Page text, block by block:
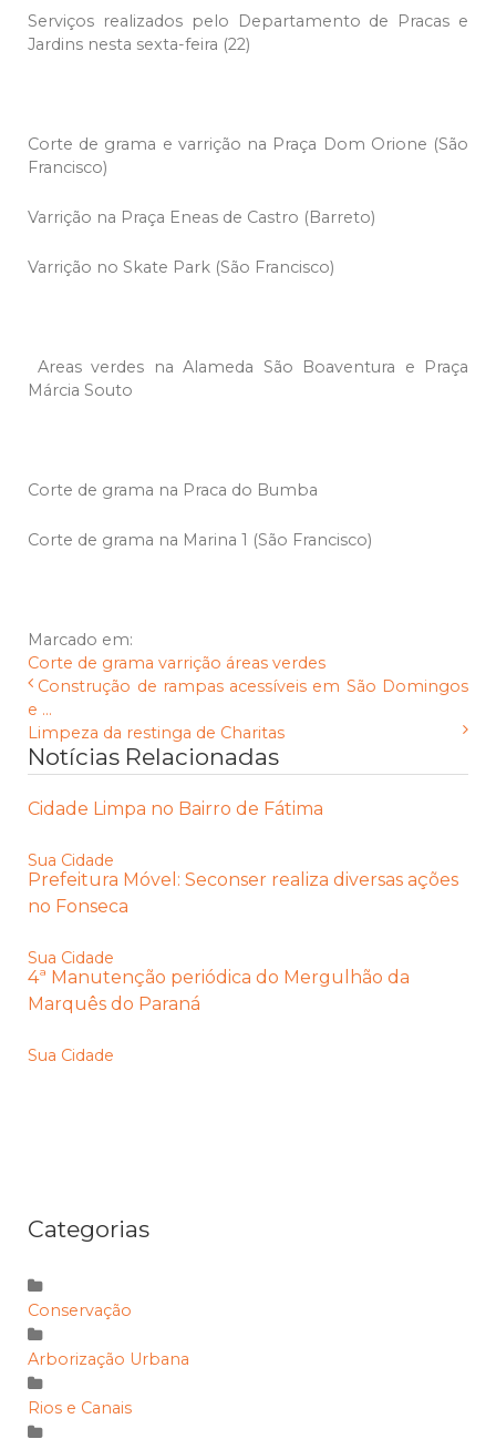
Serviços realizados pelo Departamento de Pracas e
Jardins nesta sexta-feira (22)
Corte de grama e varrição na Praça Dom Orione (São
Francisco)
Varrição na Praça Eneas de Castro (Barreto)
Varrição no Skate Park (São Francisco)
Areas verdes na Alameda São Boaventura e Praça
Márcia Souto
Corte de grama na Praca do Bumba
Corte de grama na Marina 1 (São Francisco)
Marcado em:
Corte de grama varrição áreas verdes
Construção de rampas acessíveis em São Domingos
e ...
Limpeza da restinga de Charitas
Notícias Relacionadas
Cidade Limpa no Bairro de Fátima
Sua Cidade
Prefeitura Móvel: Seconser realiza diversas ações
no Fonseca
Sua Cidade
4ª Manutenção periódica do Mergulhão da
Marquês do Paraná
Sua Cidade
Categorias
Conservação
Arborização Urbana
Rios e Canais